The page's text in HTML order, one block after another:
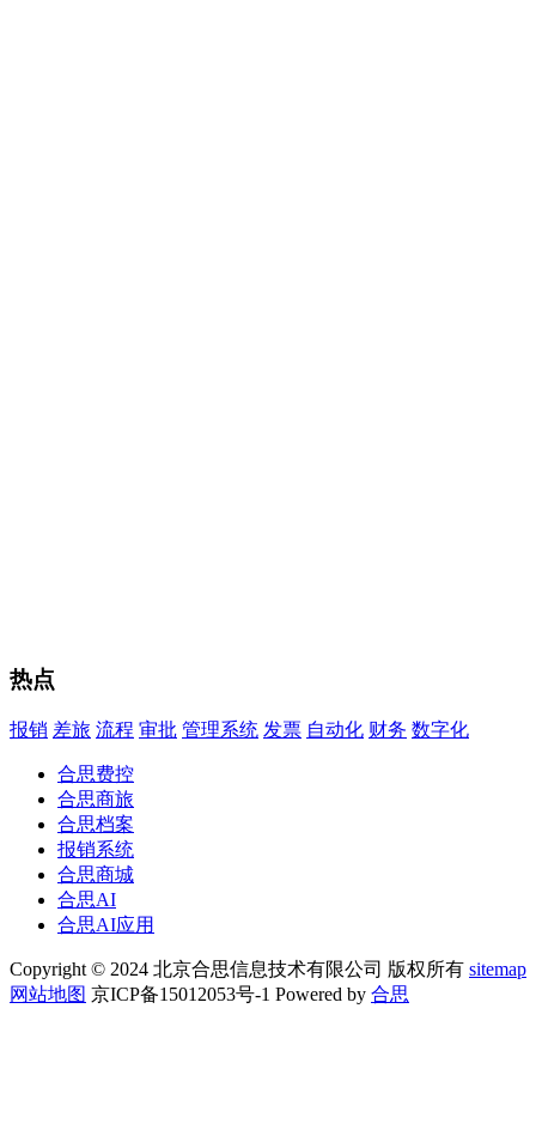
热点
报销 差旅 流程 审批 管理系统 发票 自动化 财务 数字化
合思费控
合思商旅
合思档案
报销系统
合思商城
合思AI
合思AI应用
Copyright © 2024 北京合思信息技术有限公司 版权所有 sitemap
网站地图 京ICP备15012053号-1 Powered by 合思